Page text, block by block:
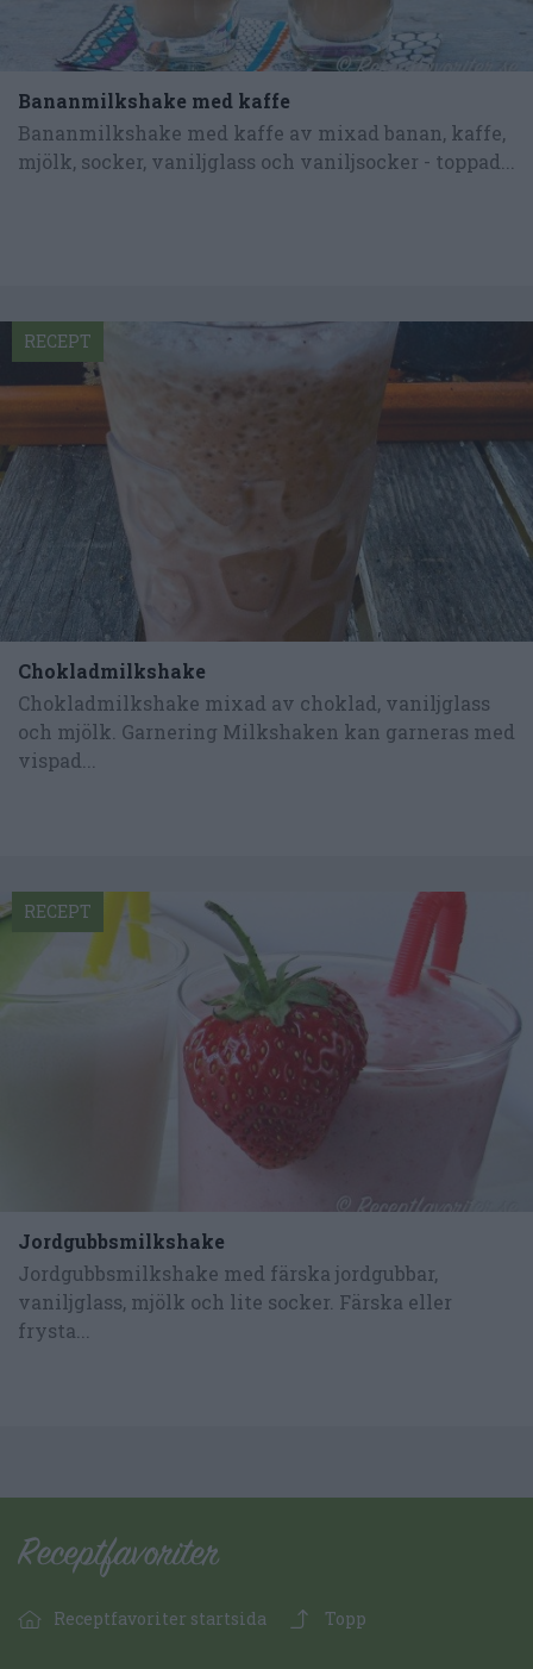
Bananmilkshake med kaffe
Bananmilkshake med kaffe av mixad banan, kaffe,
mjölk, socker, vaniljglass och vaniljsocker - toppad...
Chokladmilkshake
Chokladmilkshake mixad av choklad, vaniljglass
och mjölk. Garnering Milkshaken kan garneras med
vispad...
RECEPT
Jordgubbsmilkshake
Jordgubbsmilkshake med färska jordgubbar,
vaniljglass, mjölk och lite socker. Färska eller
frysta...
RECEPT
Receptfavoriter startsida Topp